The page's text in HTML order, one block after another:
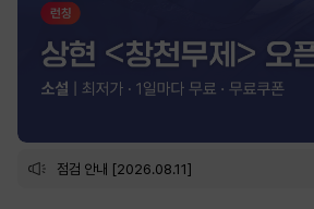
점검 안내 [2026.08.11]